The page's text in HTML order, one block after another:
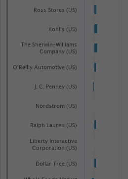
Ross Stores (US)
O'Reilly Automotive (US)
Ralph Lauren (US)
Kohl's (US)
The Sherwin-Williams
Company (US)
J. C. Penney (US)
Nordstrom (US)
Liberty Interactive
Corporation (US)
Dollar Tree (US)